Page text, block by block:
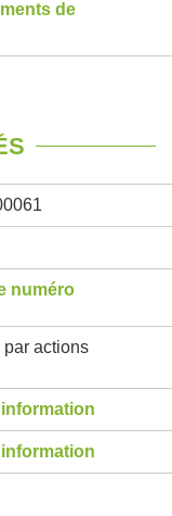
de
numéro
actions